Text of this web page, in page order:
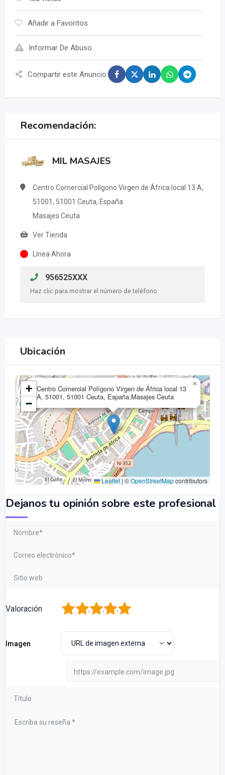
Añadir a Favoritos
Informar De Abuso
Compartir este Anuncio:
Recomendación:
MIL MASAJES
Centro Comercial Polígono Virgen de África local 13 A,
51001, 51001 Ceuta, España
Masajes Ceuta
Ver Tienda
Línea Ahora
956525XXX
Haz clic para mostrar el número de teléfono
Ubicación
Centro Comercial Polígono Virgen de África local 13
A, 51001, 51001 Ceuta, España,Masajes Ceuta
×
+
−
Leaflet | ©OpenStreetMapcontributors
Dejanos tu opinión sobre este profesional
Valoración 5
4
3
2
Imagen